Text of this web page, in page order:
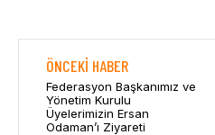
ÖNCEKI HABER
Federasyon Başkanımız ve
Yönetim Kurulu
Üyelerimizin Ersan
Odaman’ı Ziyareti